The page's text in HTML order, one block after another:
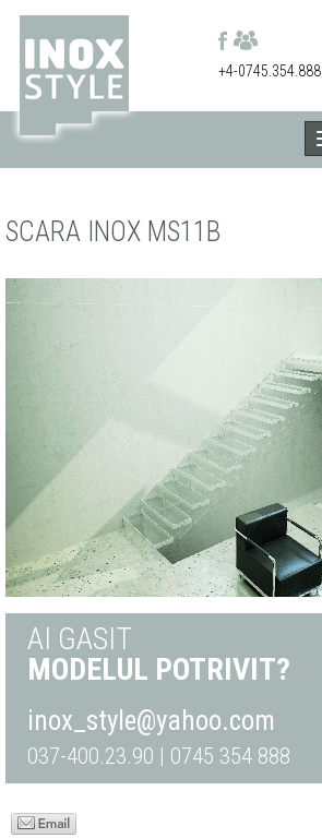
+4-0745.354.888
SCARA INOX MS11B
AI GASIT
MODELUL POTRIVIT?
inox_style@yahoo.com
037-400.23.90 | 0745 354 888